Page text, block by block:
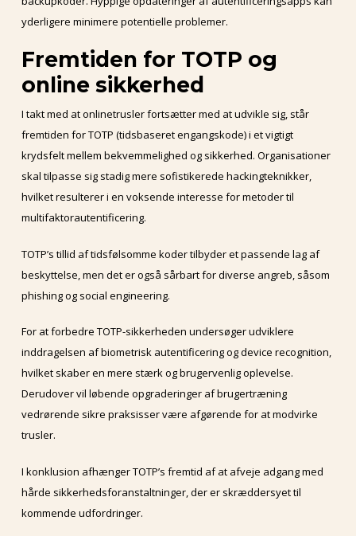
yderligere minimere potentielle problemer.
Fremtiden for TOTP og
online sikkerhed
I takt med at onlinetrusler fortsætter med at udvikle sig, står
fremtiden for TOTP (tidsbaseret engangskode) i et vigtigt
krydsfelt mellem bekvemmelighed og sikkerhed. Organisationer
skal tilpasse sig stadig mere sofistikerede hackingteknikker,
hvilket resulterer i en voksende interesse for metoder til
multifaktorautentificering.
TOTP’s tillid af tidsfølsomme koder tilbyder et passende lag af
beskyttelse, men det er også sårbart for diverse angreb, såsom
phishing og social engineering.
For at forbedre TOTP-sikkerheden undersøger udviklere
inddragelsen af biometrisk autentificering og device recognition,
hvilket skaber en mere stærk og brugervenlig oplevelse.
Derudover vil løbende opgraderinger af brugertræning
vedrørende sikre praksisser være afgørende for at modvirke
trusler.
I konklusion afhænger TOTP’s fremtid af at afveje adgang med
hårde sikkerhedsforanstaltninger, der er skræddersyet til
kommende udfordringer.